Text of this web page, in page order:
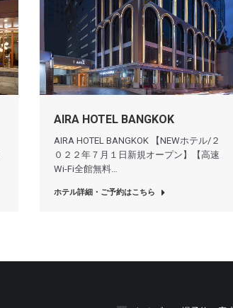
AIRA HOTEL BANGKOK
AIRA HOTEL BANGKOK 【NEWホテル/２
０２２年７月１日新規オープン】【高速
Wi-Fi全館無料…
ホテル詳細・ご予約はこちら